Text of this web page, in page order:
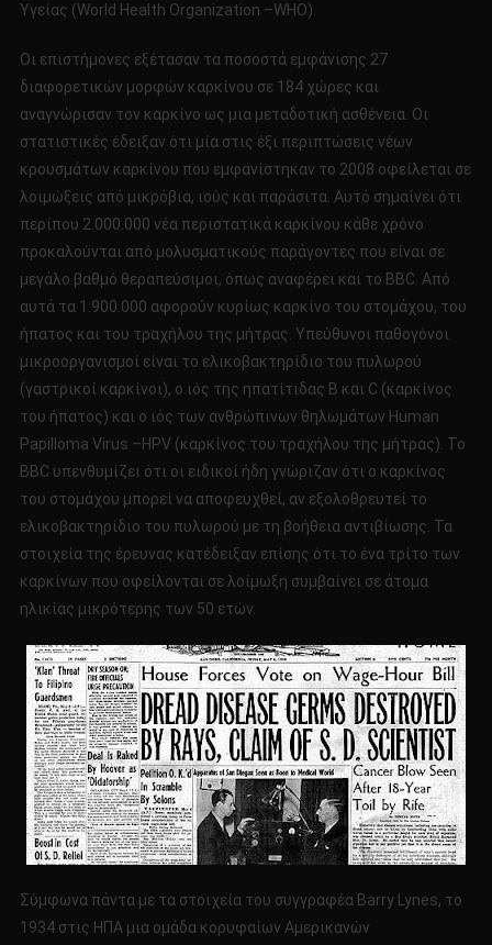
Υγείας (World Health Organization –WHO).
Οι επιστήμονες εξέτασαν τα ποσοστά εμφάνισης 27
διαφορετικών μορφών καρκίνου σε 184 χώρες και
αναγνώρισαν τον καρκίνο ως μια μεταδοτική ασθένεια. Οι
στατιστικές έδειξαν ότι μία στις έξι περιπτώσεις νέων
κρουσμάτων καρκίνου που εμφανίστηκαν το 2008 οφείλεται σε
λοιμώξεις από μικρόβια, ιούς και παράσιτα. Αυτό σημαίνει ότι
περίπου 2.000.000 νέα περιστατικά καρκίνου κάθε χρόνο
προκαλούνται από μολυσματικούς παράγοντες που είναι σε
μεγάλο βαθμό θεραπεύσιμοι, όπως αναφέρει και το BBC. Από
αυτά τα 1.900.000 αφορούν κυρίως καρκίνο του στομάχου, του
ήπατος και του τραχήλου της μήτρας. Υπεύθυνοι παθογόνοι
μικροοργανισμοί είναι το ελικοβακτηρίδιο του πυλωρού
(γαστρικοί καρκίνοι), ο ιός της ηπατίτιδας B και C (καρκίνος
του ήπατος) και ο ιός των ανθρώπινων θηλωμάτων Human
Papilloma Virus –HPV (καρκίνος του τραχήλου της μήτρας). Το
BBC υπενθυμίζει ότι οι ειδικοί ήδη γνώριζαν ότι ο καρκίνος
του στομάχου μπορεί να αποφευχθεί, αν εξολοθρευτεί το
ελικοβακτηρίδιο του πυλωρού με τη βοήθεια αντιβίωσης. Τα
στοιχεία της έρευνας κατέδειξαν επίσης ότι το ένα τρίτο των
καρκίνων που οφείλονται σε λοίμωξη συμβαίνει σε άτομα
ηλικίας μικρότερης των 50 ετών.
Σύμφωνα πάντα με τα στοιχεία του συγγραφέα Barry Lynes, το
1934 στις ΗΠΑ μια ομάδα κορυφαίων Αμερικανών